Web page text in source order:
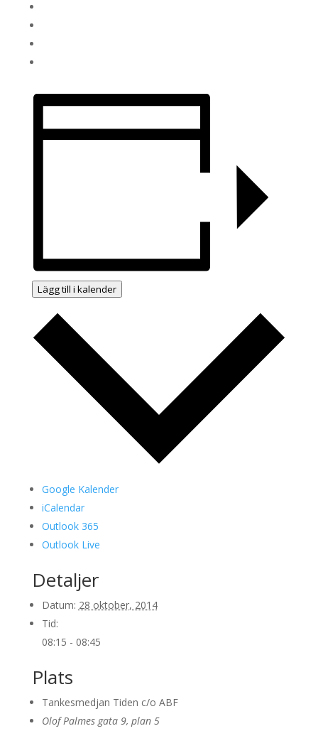
Lägg till i kalender
Google Kalender
iCalendar
Outlook 365
Outlook Live
Detaljer
Datum: 28 oktober, 2014
Tid:
08:15 - 08:45
Plats
Tankesmedjan Tiden c/o ABF
Olof Palmes gata 9, plan 5